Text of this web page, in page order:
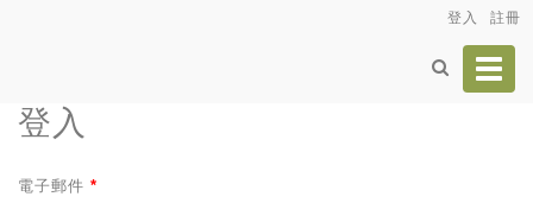
登入 註冊
登入
電子郵件 *